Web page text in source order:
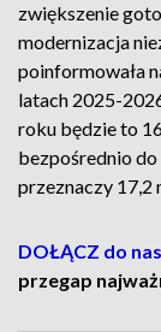
zwiększenie
modernizacja
poinformowała
latach 2025-
roku będzie to
bezpośrednio
przeznaczy 17,2
DOŁĄCZ do
przegap